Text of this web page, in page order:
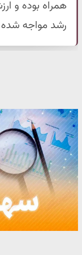
همراه بوده و
رشد مواجه